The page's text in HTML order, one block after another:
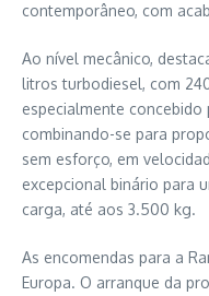
contemporâneo, com
Ao nível mecânico,
litros turbodiesel, com
especialmente
combinando-se para
sem esforço, em
excepcional binário para
carga, até aos 3.500 kg.
As encomendas para a
Europa. O arranque da